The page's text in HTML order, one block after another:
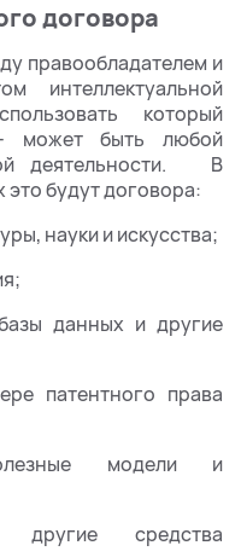
договора
правообладателем и
интеллектуальной
который
может быть любой
деятельности. В
будут договора:
науки и искусства;
данных и другие
патентного права
модели и
средства